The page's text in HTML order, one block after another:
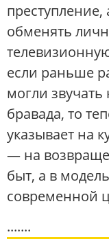
обменять
если раньше
могли звучать
бравада, то
указывает на
— на
быт, а в
современной
.......